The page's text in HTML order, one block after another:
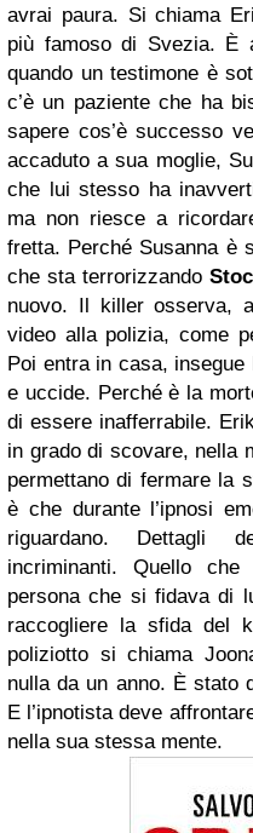
avrai paura. Si chiama
più famoso di Svezia.
quando un testimone è
c’è un paziente che ha
sapere cos’è successo
accaduto a sua moglie,
che lui stesso ha
ma non riesce a
fretta. Perché Susanna è
che sta terrorizzando
nuovo. Il killer osserva,
video alla polizia, come
Poi entra in casa,
e uccide. Perché è la
di essere inafferrabile.
in grado di scovare, nella
permettano di fermare la
è che durante l’ipnosi
riguardano. Dettagli
incriminanti. Quello
persona che si fidava di
raccogliere la sfida del
poliziotto si chiama
nulla da un anno. È stato
E l’ipnotista deve
nella sua stessa mente.